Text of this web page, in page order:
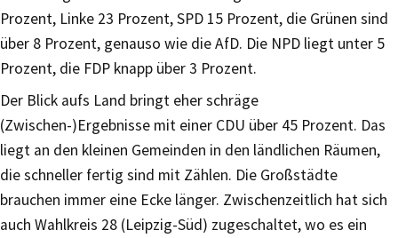
Prozent, Linke 23 Prozent, SPD 15 Prozent, die Grünen sind
über 8 Prozent, genauso wie die AfD. Die NPD liegt unter 5
Prozent, die FDP knapp über 3 Prozent.
Der Blick aufs Land bringt eher schräge
(Zwischen-)Ergebnisse mit einer CDU über 45 Prozent. Das
liegt an den kleinen Gemeinden in den ländlichen Räumen,
die schneller fertig sind mit Zählen. Die Großstädte
brauchen immer eine Ecke länger. Zwischenzeitlich hat sich
auch Wahlkreis 28 (Leipzig-Süd) zugeschaltet, wo es ein